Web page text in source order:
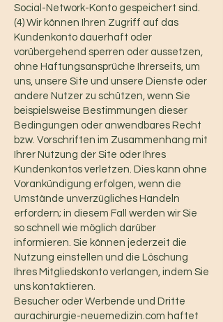
Social-Network-Konto gespeichert sind.
(4) Wir können Ihren Zugriff auf das
Kundenkonto dauerhaft oder
vorübergehend sperren oder aussetzen,
ohne Haftungsansprüche Ihrerseits, um
uns, unsere Site und unsere Dienste oder
andere Nutzer zu schützen, wenn Sie
beispielsweise Bestimmungen dieser
Bedingungen oder anwendbares Recht
bzw. Vorschriften im Zusammenhang mit
Ihrer Nutzung der Site oder Ihres
Kundenkontos verletzen. Dies kann ohne
Vorankündigung erfolgen, wenn die
Umstände unverzügliches Handeln
erfordern; in diesem Fall werden wir Sie
so schnell wie möglich darüber
informieren. Sie können jederzeit die
Nutzung einstellen und die Löschung
Ihres Mitgliedskonto verlangen, indem Sie
uns kontaktieren.
Besucher oder Werbende und Dritte
aurachirurgie-neuemedizin.com haftet